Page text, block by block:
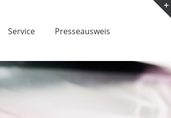
Service Presseausweis